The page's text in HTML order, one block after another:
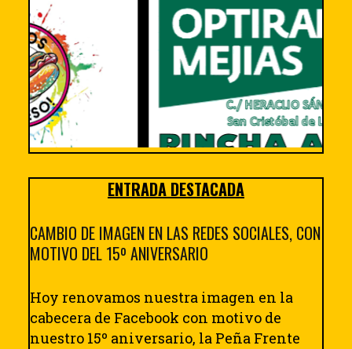
ENTRADA DESTACADA
CAMBIO DE IMAGEN EN LAS REDES SOCIALES, CON
MOTIVO DEL 15º ANIVERSARIO
Hoy renovamos nuestra imagen en la
cabecera de Facebook con motivo de
nuestro 15º aniversario, la Peña Frente